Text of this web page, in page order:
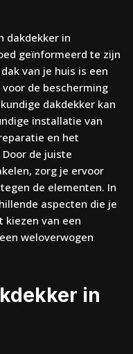
dakdekker in
geïnformeerd te zijn
van je huis is een
de bescherming
dakdekker kan
installatie van
en het
de juiste
zorg je ervoor
de elementen. In
aspecten die je
kiezen van een
weloverwogen
in